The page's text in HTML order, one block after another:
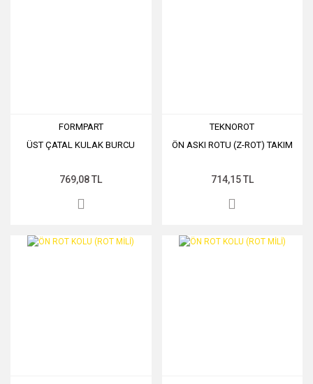
FORMPART
ÜST ÇATAL KULAK BURCU
769,08 TL
TEKNOROT
ÖN ASKI ROTU (Z-ROT) TAKIM
714,15 TL